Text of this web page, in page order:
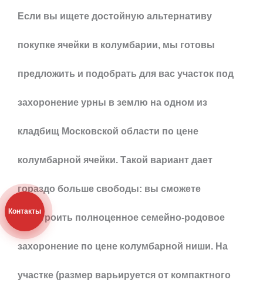
Если вы ищете достойную альтернативу
покупке ячейки в колумбарии, мы готовы
предложить и подобрать для вас участок под
захоронение урны в землю на одном из
кладбищ Московской области по цене
колумбарной ячейки. Такой вариант дает
гораздо больше свободы: вы сможете
обустроить полноценное семейно-родовое
захоронение по цене колумбарной ниши. На
участке (размер варьируется от компактного
Контакты